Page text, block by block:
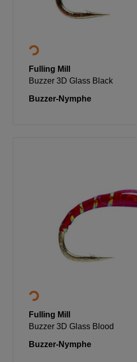
Fulling Mill
Buzzer 3D Glass Black
Buzzer-Nymphe
Fulling Mill
Buzzer 3D Glass Blood
Buzzer-Nymphe